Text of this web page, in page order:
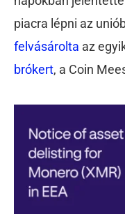
piacra lépni az
felvásárolta az
brókert, a Coin